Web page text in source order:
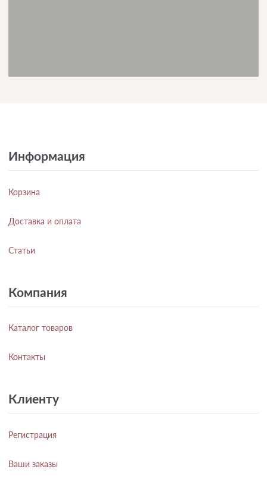
Информация
Корзина
Доставка и оплата
Статьи
Компания
Каталог товаров
Контакты
Клиенту
Регистрация
Ваши заказы